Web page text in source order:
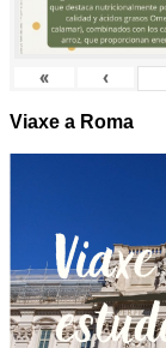
« ‹
Viaxe a Roma